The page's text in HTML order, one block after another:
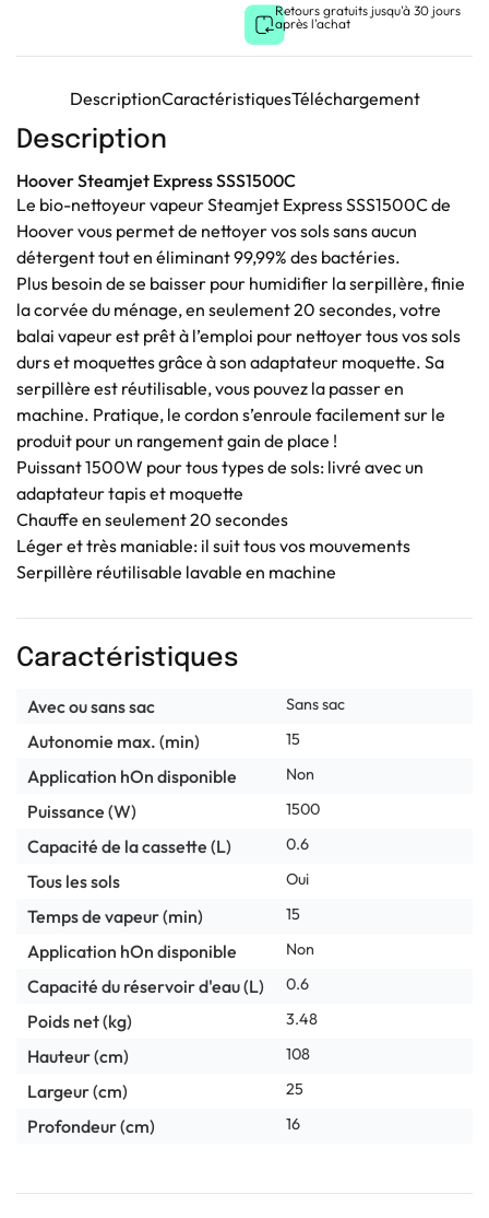
Retours gratuits jusqu'à 30 jours
après l'achat
DescriptionCaractéristiquesTéléchargement
Description
Hoover Steamjet Express SSS1500C
Le bio-nettoyeur vapeur Steamjet Express SSS1500C de
Hoover vous permet de nettoyer vos sols sans aucun
détergent tout en éliminant 99,99% des bactéries.
Plus besoin de se baisser pour humidifier la serpillère, finie
la corvée du ménage, en seulement 20 secondes, votre
balai vapeur est prêt à l’emploi pour nettoyer tous vos sols
durs et moquettes grâce à son adaptateur moquette. Sa
serpillère est réutilisable, vous pouvez la passer en
machine. Pratique, le cordon s’enroule facilement sur le
produit pour un rangement gain de place !
Puissant 1500W pour tous types de sols: livré avec un
adaptateur tapis et moquette
Chauffe en seulement 20 secondes
Léger et très maniable: il suit tous vos mouvements
Serpillère réutilisable lavable en machine
Caractéristiques
Avec ou sans sac Sans sac
Autonomie max. (min) 15
Application hOn disponible Non
Puissance (W) 1500
Capacité de la cassette (L) 0.6
Tous les sols Oui
Temps de vapeur (min) 15
Application hOn disponible Non
Capacité du réservoir d'eau (L) 0.6
Poids net (kg) 3.48
Hauteur (cm) 108
Largeur (cm) 25
Profondeur (cm) 16